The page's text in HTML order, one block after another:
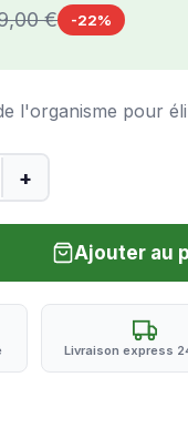
€ -22%
l'organisme pour
+
Ajouter au
Livraison express